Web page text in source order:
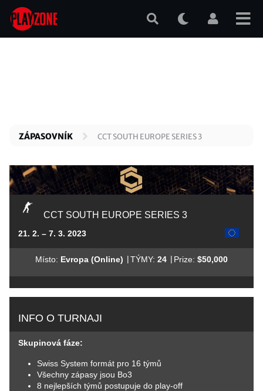
Přejít
hlavnímu
ZÁPASOVNÍK CCT SOUTH EUROPE SERIES 3
CCT SOUTH EUROPE SERIES 3
21. 2. – 7. 3. 2023
Místo: Evropa (Online) |TÝMY: 24 | Prize: $50,000
INFO O TURNAJI
Skupinová fáze:
Swiss System formát pro 16 týmů
Všechny zápasy jsou Bo3
8 nejlepších týmů postupuje do play-off